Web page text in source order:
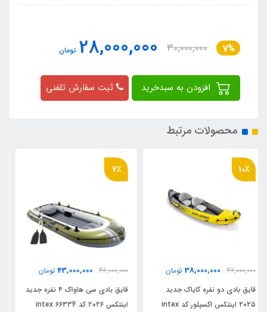
7%
30,000,000
28,000,000 تومان
ثبت سفارش تلفنی
محصولات مرتبط
46,000,000
43,000,000
اینتکس ۲۰۲۶ کد 66334 intex
39,000,000
33,000,000
قایق بادی سیهاواک ۳ نفره جدید
اینتکس ۲۰۲۶ کد intex 66333